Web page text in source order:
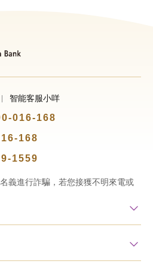
智能客服小咩
016-168
168
1559
義進行詐騙，若您接獲不明來電或